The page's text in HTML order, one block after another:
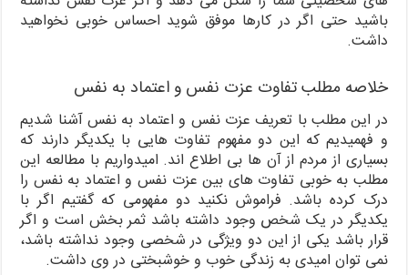
باشید حتی اگر در کارها موفق شوید احساس خوبی نخواهید
داشت.
خلاصه مطلب تفاوت عزت نفس و اعتماد به نفس
در این مطلب با تعریف عزت نفس و اعتماد به نفس آشنا شدیم
و فهمیدیم که این دو مفهوم تفاوت هایی با یکدیگر دارند که
بسیاری از مردم از آن ها بی اطلاع اند. امیدواریم با مطالعه این
مطلب به خوبی تفاوت های بین عزت نفس و اعتماد به نفس را
درک کرده باشد. فراموش نکنید دو مفهومی که گفتیم اگر با
یکدیگر در یک شخص وجود داشته باشد ثمر بخش است و اگر
قرار باشد یکی از این دو ویژگی در شخصی وجود نداشته باشد،
نمی توان امیدی به زندگی خوب و خوشبختی در وی داشت.